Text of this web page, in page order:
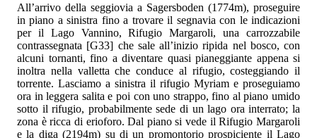
All’arrivo della seggiovia a Sagersboden (1774m), proseguire
in piano a sinistra fino a trovare il segnavia con le indicazioni
per il Lago Vannino, Rifugio Margaroli, una carrozzabile
contrassegnata [G33] che sale all’inizio ripida nel bosco, con
alcuni tornanti, fino a diventare quasi pianeggiante appena si
inoltra nella valletta che conduce al rifugio, costeggiando il
torrente. Lasciamo a sinistra il rifugio Myriam e proseguiamo
ora in leggera salita e poi con uno strappo, fino al piano umido
sotto il rifugio, probabilmente sede di un lago ora interrato; la
zona è ricca di erioforo. Dal piano si vede il Rifugio Margaroli
e la diga (2194m) su di un promontorio prospiciente il Lago